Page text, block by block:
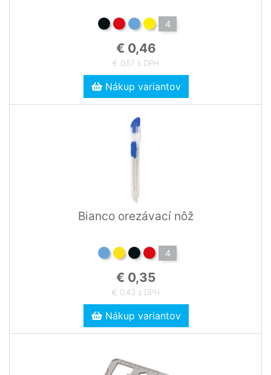
4
€ 0,46
€ 0,57 s DPH
Nákup variantov
Bianco orezávací nôž
4
€ 0,35
€ 0,43 s DPH
Nákup variantov